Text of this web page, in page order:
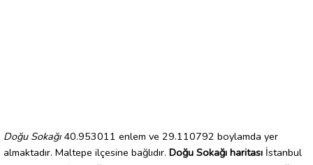
Doğu Sokağı40.953011 enlem ve 29.110792 boylamda yer
almaktadır. Maltepe ilçesine bağlıdır. Doğu Sokağı haritası İstanbul